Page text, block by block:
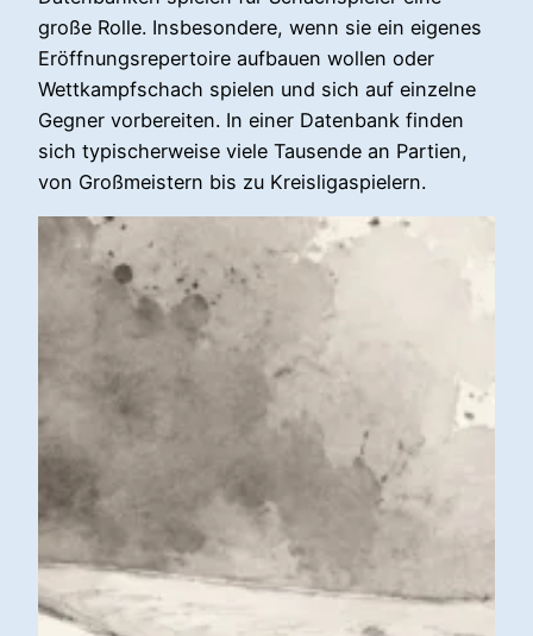
große Rolle. Insbesondere, wenn sie ein eigenes
Eröffnungsrepertoire aufbauen wollen oder
Wettkampfschach spielen und sich auf einzelne
Gegner vorbereiten. In einer Datenbank finden
sich typischerweise viele Tausende an Partien,
von Großmeistern bis zu Kreisligaspielern.